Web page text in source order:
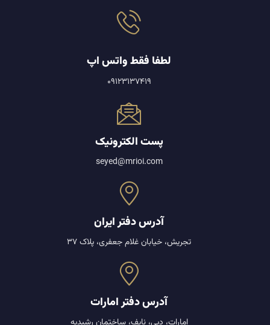
لطفا فقط واتس اپ
09123137419
پست الکترونیک
seyed@mrioi.com
آدرس دفتر ایران
تجریش، خیابان غلام جعفری، پلاک 37
آدرس دفتر امارات